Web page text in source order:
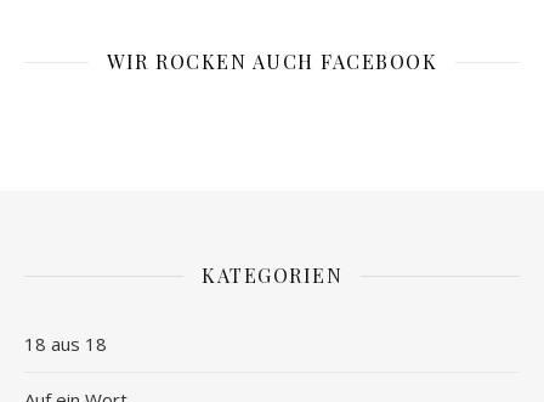
WIR ROCKEN AUCH FACEBOOK
KATEGORIEN
18 aus 18